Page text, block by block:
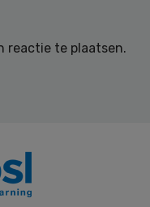
reactie te plaatsen.